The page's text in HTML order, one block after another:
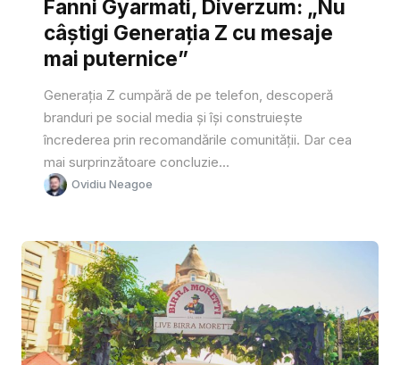
Fanni Gyarmati, Diverzum: „Nu
câștigi Generația Z cu mesaje
mai puternice”
Generația Z cumpără de pe telefon, descoperă
branduri pe social media și își construiește
încrederea prin recomandările comunității. Dar cea
mai surprinzătoare concluzie...
Ovidiu Neagoe